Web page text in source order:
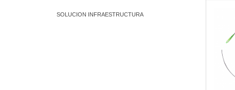
SOLUCION INFRAESTRUCTURA